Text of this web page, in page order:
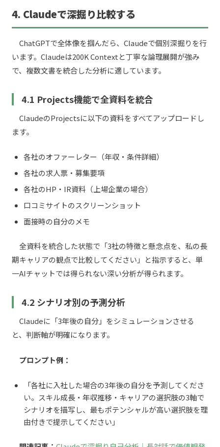
4. Claudeで深掘り比較する
ChatGPTで全体像を掴んだら、Claudeで個別深掘りを行
います。Claudeは200K Contextと丁寧な論理展開が強み
で、複数文書を統合した分析に適しています。
4.1 Projects機能で全資料を統合
ClaudeのProjectsに以下の資料をすべてアップロードし
ます。
各社のオファーレター（年収・条件詳細）
各社の求人票・募集要項
各社のHP・IR資料（上場企業の場合）
口コミサイトのスクリーンショット
面接時の自分のメモ
全資料を統合した状態で「3社の特徴と懸念点を、私の長
期キャリアの観点で比較してください」と指示すると、単
一AIチャットでは得られない深い分析が得られます。
4.2 シナリオ別の予測分析
Claudeに「3年後の自分」をシミュレーションさせる
と、判断軸が明確になります。
プロンプト例：
「各社に入社した場合の3年後の自分を予測してくださ
い。スキル成長・年収推移・キャリアの選択肢の3軸で
シナリオを描写し、最もポテンシャルが高い選択肢を理
由付きで提示してください」